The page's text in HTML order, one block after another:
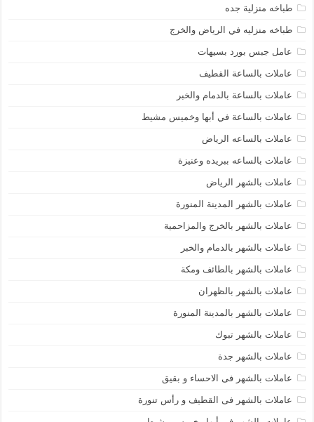
طباخه منزلية جده
طباخه منزليه في الرياض والخرج
عامل جبس بورد بسيهات
عاملات بالساعة القطيف
عاملات بالساعة بالدمام والخبر
عاملات بالساعة في أبها وخميس مشيط
عاملات بالساعه الرياض
عاملات بالساعه ببريده وعنيزة
عاملات بالشهر الرياض
عاملات بالشهر المدينة المنورة
عاملات بالشهر بالخرج والمزاحمية
عاملات بالشهر بالدمام والخبر
عاملات بالشهر بالطائف ومكة
عاملات بالشهر بالظهران
عاملات بالشهر بالمدينة المنورة
عاملات بالشهر تبوك
عاملات بالشهر جدة
عاملات بالشهر فى الاحساء و بقيق
عاملات بالشهر فى القطيف و رأس تنورة